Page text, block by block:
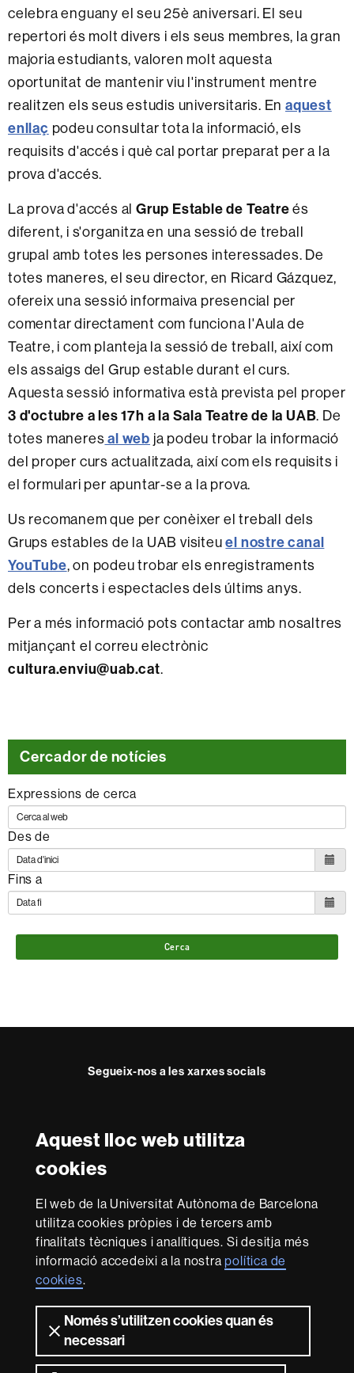
Aquest lloc web utilitza
cookies
El web de la Universitat Autònoma de Barcelona
utilitza cookies pròpies i de tercers amb
finalitats tècniques i analítiques. Si desitja més
informació accedeixi a la nostrapolítica de
cookies.
Només s’utilitzen cookies quan és
necessari
celebra enguany el seu 25è aniversari. El seu
repertori és molt divers i els seus membres, la gran
majoria estudiants, valoren molt aquesta
oportunitat de mantenir viu l'instrument mentre
realitzen els seus estudis universitaris. En aquest
enllaç podeu consultar tota la informació, els
requisits d'accés i què cal portar preparat per a la
prova d'accés.
La prova d'accés al Grup Estable de Teatre és
diferent, i s'organitza en una sessió de treball
grupal amb totes les persones interessades. De
totes maneres, el seu director, en Ricard Gázquez,
ofereix una sessió informaiva presencial per
comentar directament com funciona l'Aula de
Teatre, i com planteja la sessió de treball, així com
els assaigs del Grup estable durant el curs.
Aquesta sessió informativa està prevista pel proper
3 d'octubre a les 17h a la Sala Teatre de la UAB. De
totes maneres al web ja podeu trobar la informació
del proper curs actualitzada, així com els requisits i
el formulari per apuntar-se a la prova.
Us recomanem que per conèixer el treball dels
Grups estables de la UAB visiteuel nostre canal
YouTube, on podeu trobar els enregistraments
dels concerts i espectacles dels últims anys.
Per a més informació pots contactar amb nosaltres
mitjançant el correu electrònic
cultura.enviu@uab.cat.
Cercador de notícies
Expressions de cerca
Des de
Fins a
Cerca
Segueix-nos a les xarxes socials
Reconeixement internacional de l'excel·lència
in
Research
-
Euraxess
Amb el finançament de
Sobre
aquest
web
Avís legal